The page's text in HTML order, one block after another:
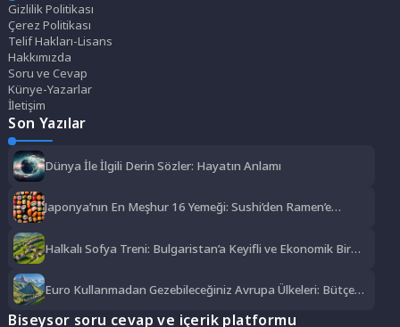
Gizlilik Politikası
Çerez Politikası
Telif Hakları-Lisans
Hakkımızda
Soru ve Cevap
Künye-Yazarlar
İletişim
Son Yazılar
Dünya İle İlgili Derin Sözler: Hayatın Anlamı
Japonya’nın En Meşhur 16 Yemeği: Sushi’den Ramen’e
Halkalı Sofya Treni: Bulgaristan’a Keyifli ve Ekonomik Bir
Euro Kullanmadan Gezebileceğiniz Avrupa Ülkeleri: Bütçe
Biseysor soru cevap ve içerik platformu